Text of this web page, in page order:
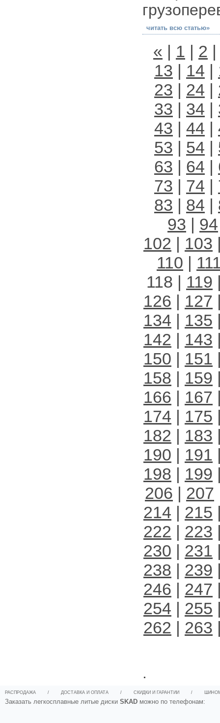
читать всю статью»
« | 1 | 2
13 | 14 |
23 | 24 |
33 | 34 |
43 | 44 |
53 | 54 |
63 | 64 |
73 | 74 |
83 | 84 |
93 | 94
102 | 103
110 |
118 | 119
126 | 127
134 | 135
142 | 143
150 | 151
158 | 159
166 | 167
174 | 175
182 | 183
190 | 191
198 | 199
206 | 207
214 | 215
222 | 223
230 | 231
238 | 239
246 | 247
254 | 255
262 | 263
.
РАСПРОДАЖА / ДОСТАВКА И ОПЛАТА / СКИДКИ И ГАРАНТИИ /
Заказать легкосплавные литые диски SKAD можно по телефонам: